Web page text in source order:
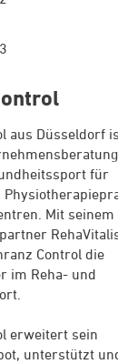
aus Düsseldorf
für
Mit seinem
Control die
im Reha- und
erweitert sein
unterstützt